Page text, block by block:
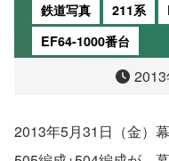
鉄道写真 211系
EF64-1000番台
2013年5月31日（金）